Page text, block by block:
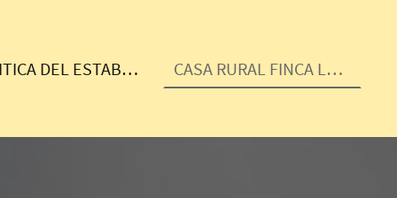
POLITICA DEL ESTABLECIMIENTO CASA RURAL FINCA LA ARBOREA - Escapada Perfecta